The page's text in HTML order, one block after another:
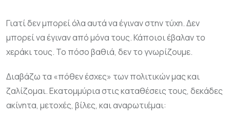
Γιατί δεν μπορεί όλα αυτά να έγιναν στην τύχη. Δεν
μπορεί να έγιναν από μόνα τους. Κάποιοι έβαλαν το
χεράκι τους. Το πόσο βαθιά, δεν το γνωρίζουμε.
Διαβάζω τα «πόθεν έσχες» των πολιτικών μας και
ζαλίζομαι. Εκατομμύρια στις καταθέσεις τους, δεκάδες
ακίνητα, μετοχές, βίλες, και αναρωτιέμαι: